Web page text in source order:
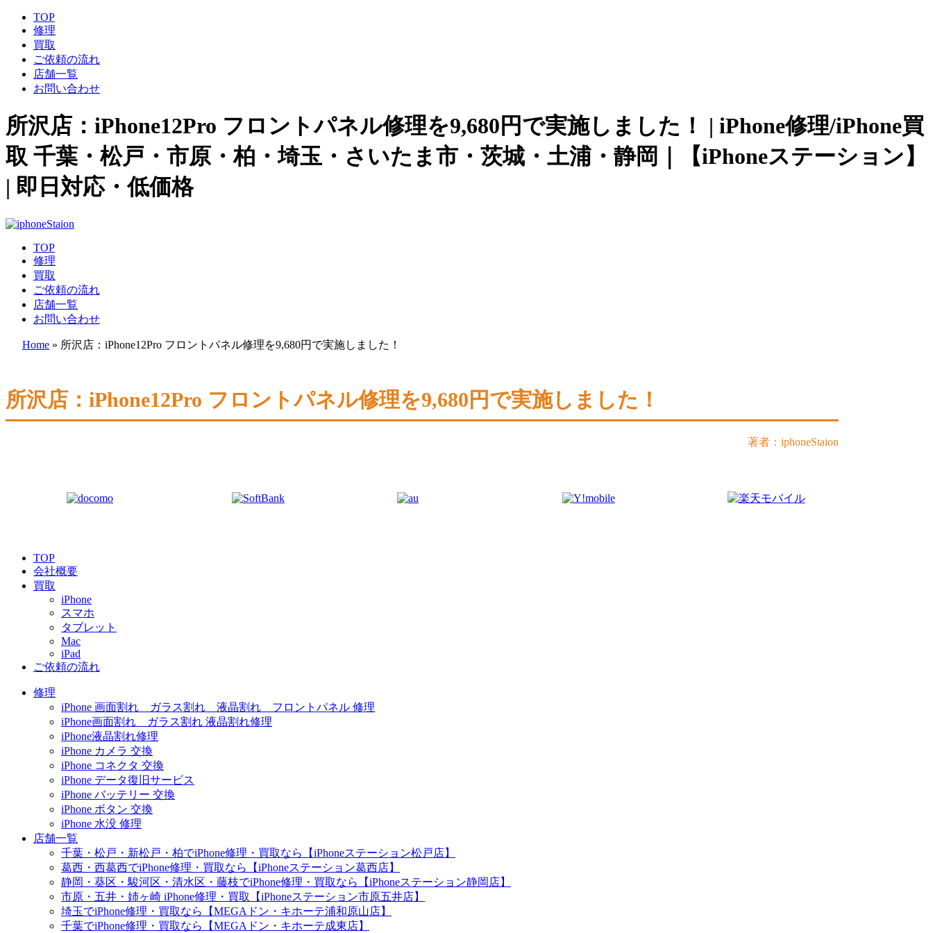
TOP
修理
買取
ご依頼の流れ
店舗一覧
お問い合わせ
所沢店：iPhone12Pro フロントパネル修理を9,680円で実施しました！ | iPhone修理/iPhone買
取 千葉・松戸・市原・柏・埼玉・さいたま市・茨城・土浦・静岡｜【iPhoneステーション】
| 即日対応・低価格
TOP
修理
買取
ご依頼の流れ
店舗一覧
お問い合わせ
Home » 所沢店：iPhone12Pro フロントパネル修理を9,680円で実施しました！
所沢店：iPhone12Pro フロントパネル修理を9,680円で実施しました！
著者：iphoneStaion
TOP
会社概要
買取
iPhone
スマホ
タブレット
Mac
iPad
ご依頼の流れ
修理
iPhone 画面割れ ガラス割れ 液晶割れ フロントパネル 修理
iPhone画面割れ ガラス割れ 液晶割れ修理
iPhone液晶割れ修理
iPhone カメラ 交換
iPhone コネクタ 交換
iPhone データ復旧サービス
iPhone バッテリー 交換
iPhone ボタン 交換
iPhone 水没 修理
店舗一覧
千葉・松戸・新松戸・柏でiPhone修理・買取なら【iPhoneステーション松戸店】
葛西・西葛西でiPhone修理・買取なら【iPhoneステーション葛西店】
静岡・葵区・駿河区・清水区・藤枝でiPhone修理・買取なら【iPhoneステーション静岡店】
市原・五井・姉ヶ崎 iPhone修理・買取【iPhoneステーション市原五井店】
埼玉でiPhone修理・買取なら【MEGAドン・キホーテ浦和原山店】
千葉でiPhone修理・買取なら【MEGAドン・キホーテ成東店】